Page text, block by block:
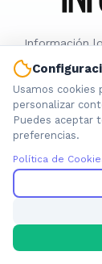
Información
Usamos cookies
personalizar
Puedes aceptar
preferencias.
Política de